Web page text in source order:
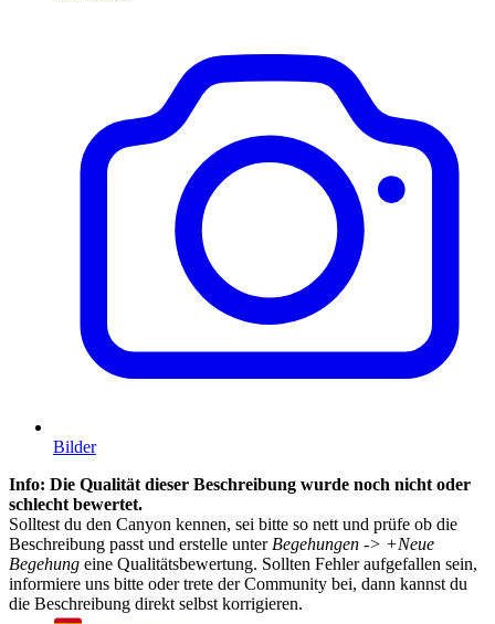
Bilder
Info: Die Qualität dieser Beschreibung wurde noch nicht oder
schlecht bewertet.
Solltest du den Canyon kennen, sei bitte so nett und prüfe ob die
Beschreibung passt und erstelle unter Begehungen -> +Neue
Begehung eine Qualitätsbewertung. Sollten Fehler aufgefallen sein,
informiere uns bitte oder trete der Community bei, dann kannst du
die Beschreibung direkt selbst korrigieren.